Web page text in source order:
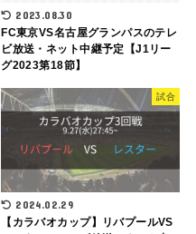
2023.08.30
FC東京VS名古屋グランパスのテレ
ビ放送・ネット中継予定【J1リー
グ2023第18節】
試合
2024.02.29
【カラバオカップ】リバプールVS